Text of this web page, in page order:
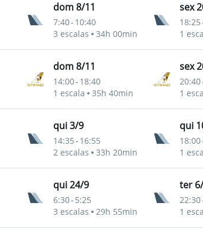
dom 8/11
7:40- 10:40
3 escalas
34h 00min
sex
18:25
1
dom 8/11
14:00- 18:40
1 escala
35h 40min
sex
20:40
1
qui 3/9
14:35- 16:55
2 escalas
33h 20min
qui
18:00
1
qui 24/9
6:30- 5:25
3 escalas
29h 55min
ter
22:30
1